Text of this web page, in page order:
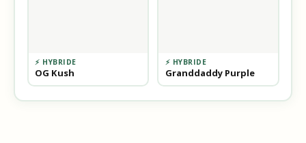
⚡ HYBRIDE
OG Kush
⚡ HYBRIDE
Granddaddy Purple